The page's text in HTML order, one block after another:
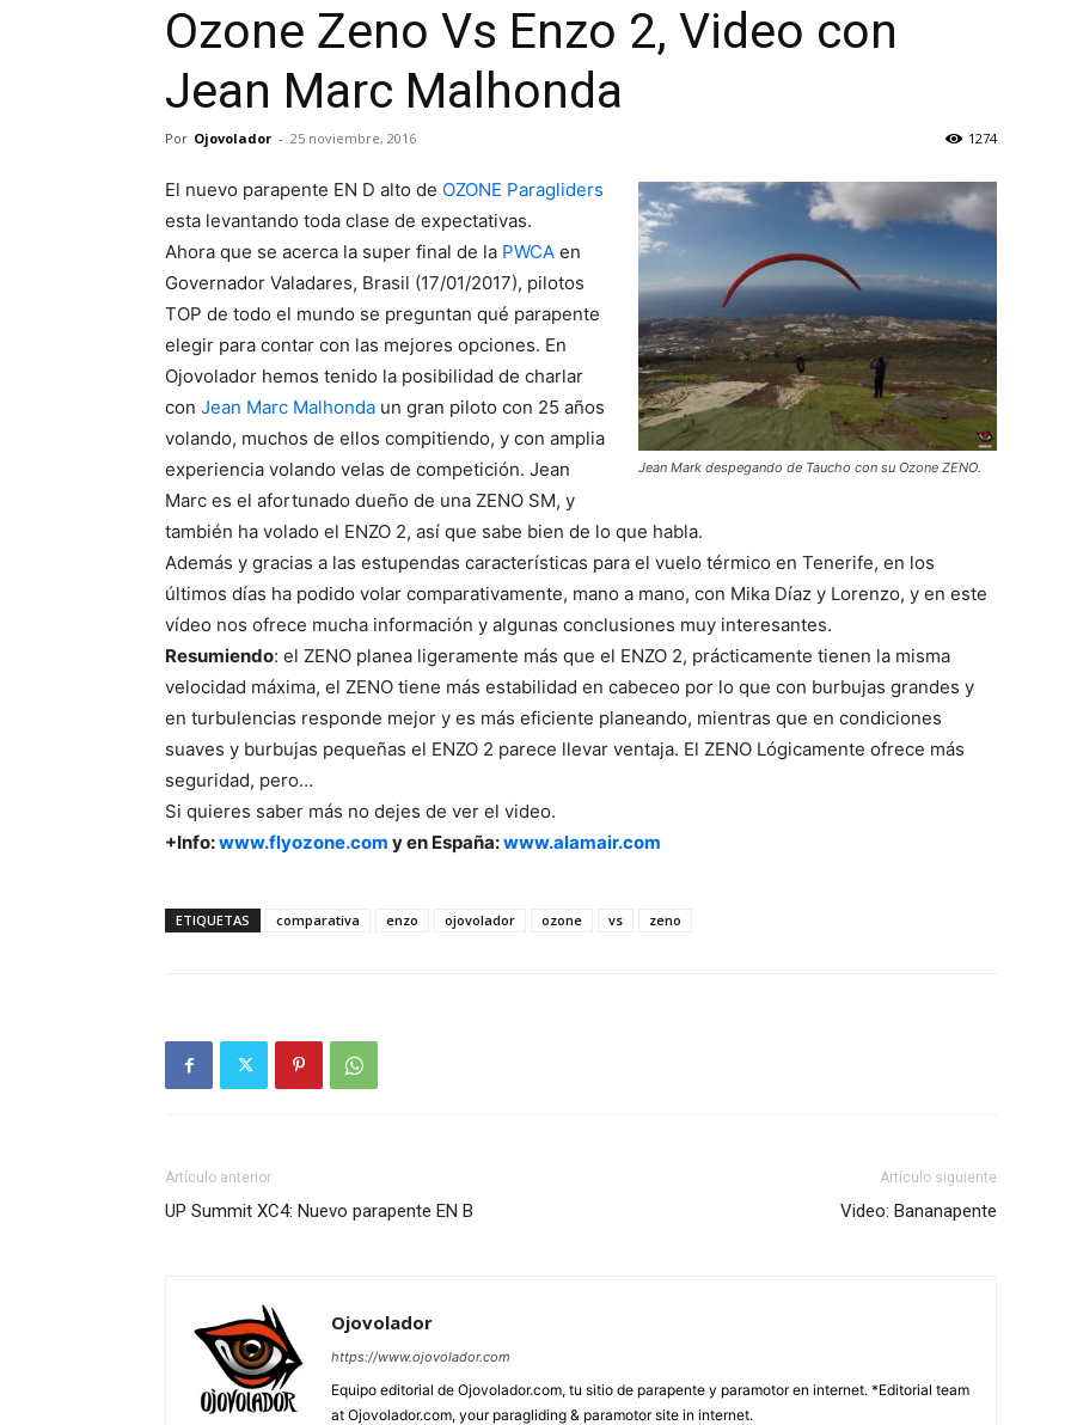
Ozone Zeno Vs Enzo 2, Video con
Jean Marc Malhonda
Por Ojovolador - 25 noviembre, 2016 1274
Jean Mark despegando de Taucho con su Ozone ZENO.
El nuevo parapente EN D alto de OZONE Paragliders
esta levantando toda clase de expectativas.
Ahora que se acerca la super final de la PWCA en
Governador Valadares, Brasil (17/01/2017), pilotos
TOP de todo el mundo se preguntan qué parapente
elegir para contar con las mejores opciones. En
Ojovolador hemos tenido la posibilidad de charlar
con Jean Marc Malhonda un gran piloto con 25 años
volando, muchos de ellos compitiendo, y con amplia
experiencia volando velas de competición. Jean
Marc es el afortunado dueño de una ZENO SM, y
también ha volado el ENZO 2, así que sabe bien de lo que habla.
Además y gracias a las estupendas características para el vuelo térmico en Tenerife, en los
últimos días ha podido volar comparativamente, mano a mano, con Mika Díaz y Lorenzo, y en este
vídeo nos ofrece mucha información y algunas conclusiones muy interesantes.
Resumiendo: el ZENO planea ligeramente más que el ENZO 2, prácticamente tienen la misma
velocidad máxima, el ZENO tiene más estabilidad en cabeceo por lo que con burbujas grandes y
en turbulencias responde mejor y es más eficiente planeando, mientras que en condiciones
suaves y burbujas pequeñas el ENZO 2 parece llevar ventaja. El ZENO Lógicamente ofrece más
seguridad, pero…
Si quieres saber más no dejes de ver el video.
+Info:www.flyozone.com y en España:www.alamair.com
ETIQUETAS comparativa enzo ojovolador ozone vs zeno
Artículo anterior
UP Summit XC4: Nuevo parapente EN B
Artículo siguiente
Video: Bananapente
Ojovolador
https://www.ojovolador.com
Equipo editorial de Ojovolador.com, tu sitio de parapente y paramotor en internet. *Editorial team
at Ojovolador.com, your paragliding & paramotor site in internet.